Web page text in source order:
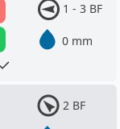
1 - 3 BF
0 mm
2 BF